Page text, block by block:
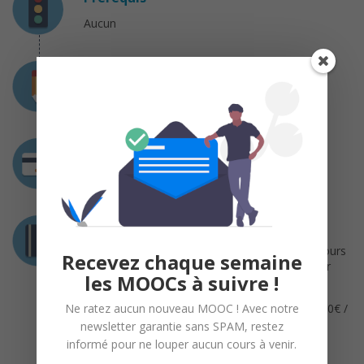
Aucun
Gratuit
Certification
Vous devez compléter tous les exercices du cours
et obtenir une note finale d’au moins 70% pour
obtenir votre certification !
Un compte OpenClassrooms Premium Solo (20€ /
mois) est nécessaire pour valider votre
certification.
Recevez chaque semaine
les MOOCs à suivre !
Ne ratez aucun nouveau MOOC ! Avec notre
newsletter garantie sans SPAM, restez
informé pour ne louper aucun cours à venir.